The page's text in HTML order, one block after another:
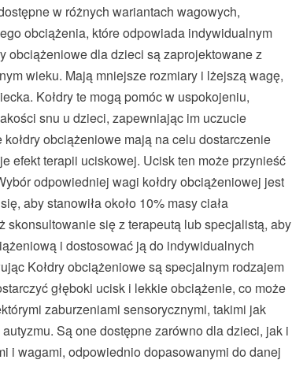
w różnych wariantach wagowych,
obciążenia, które odpowiada indywidualnym
obciążeniowe dla dzieci są zaprojektowane z
wieku. Mają mniejsze rozmiary i lżejszą wagę,
Kołdry te mogą pomóc w uspokojeniu,
snu u dzieci, zapewniając im uczucie
obciążeniowe mają na celu dostarczenie
efekt terapii uciskowej. Ucisk ten może przynieść
odpowiedniej wagi kołdry obciążeniowej jest
aby stanowiła około 10% masy ciała
skonsultowanie się z terapeutą lub specjalistą, aby
i dostosować ją do indywidualnych
Kołdry obciążeniowe są specjalnym rodzajem
głęboki ucisk i lekkie obciążenie, co może
zaburzeniami sensorycznymi, takimi jak
Są one dostępne zarówno dla dzieci, jak i
i wagami, odpowiednio dopasowanymi do danej